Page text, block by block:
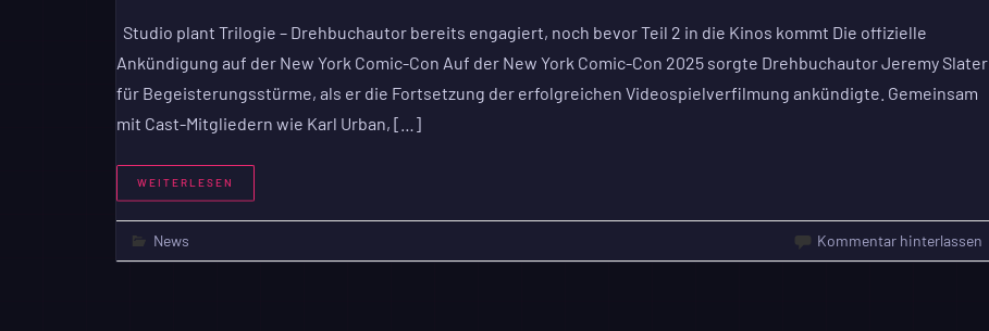
Studio plant Trilogie – Drehbuchautor bereits engagiert, noch bevor Teil 2 in die Kinos kommt Die offizielle
Ankündigung auf der New York Comic-Con Auf der New York Comic-Con 2025 sorgte Drehbuchautor Jeremy Slater
für Begeisterungsstürme, als er die Fortsetzung der erfolgreichen Videospielverfilmung ankündigte. Gemeinsam
mit Cast-Mitgliedern wie Karl Urban, […]
WEITERLESEN
News Kommentar hinterlassen